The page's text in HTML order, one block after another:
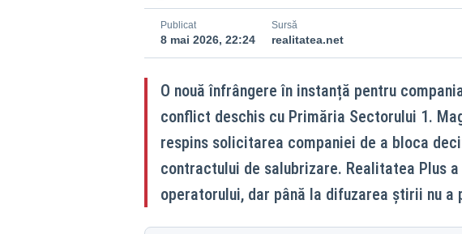
Publicat
8 mai 2026, 22:24
Sursă
realitatea.net
O nouă înfrângere în instanță pentru
conflict deschis cu Primăria Sectorului 1.
respins solicitarea companiei de a bloca
contractului de salubrizare. Realitatea Plus
operatorului, dar până la difuzarea știrii nu